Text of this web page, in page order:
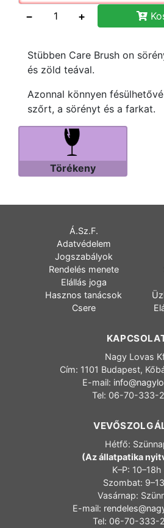
− +
Stübben Care Brush on
és zöld teával.
Azonnal könnyen
szőrt, a sörényt és a farkat.
Törékeny
Á.Sz.F.
Adatvédelem
Jogszabályok
Rendelés menete
Elállás joga
Hasznos tanácsok
Csere
Nagy Lovas
Cím: 1101 Budapest,
E-mail:
Tel: 06-70-333-
Hétfő:
(Az állatpatika
K–P: 10–18h
Szombat:
Vasárnap:
E-mail:
Tel: 06-70-333-